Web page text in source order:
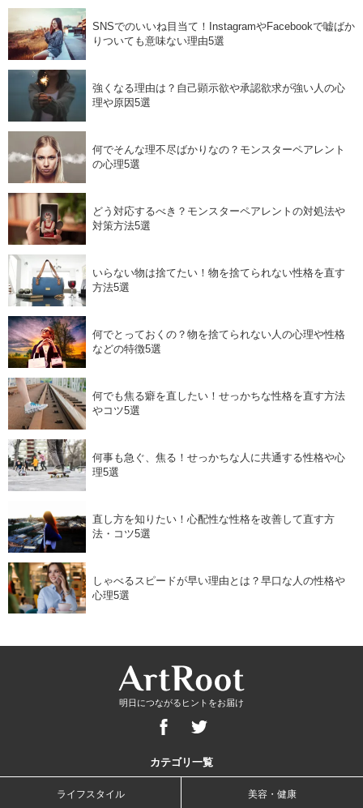
SNSでのいいね目当て！InstagramやFacebookで嘘ばか
りついても意味ない理由5選
強くなる理由は？自己顕示欲や承認欲求が強い人の心
理や原因5選
何でそんな理不尽ばかりなの？モンスターペアレント
の心理5選
どう対応するべき？モンスターペアレントの対処法や
対策方法5選
いらない物は捨てたい！物を捨てられない性格を直す
方法5選
何でとっておくの？物を捨てられない人の心理や性格
などの特徴5選
何でも焦る癖を直したい！せっかちな性格を直す方法
やコツ5選
何事も急ぐ、焦る！せっかちな人に共通する性格や心
理5選
直し方を知りたい！心配性な性格を改善して直す方
法・コツ5選
しゃべるスピードが早い理由とは？早口な人の性格や
心理5選
明日につながるヒントをお届け
カテゴリ一覧
ライフスタイル 美容・健康